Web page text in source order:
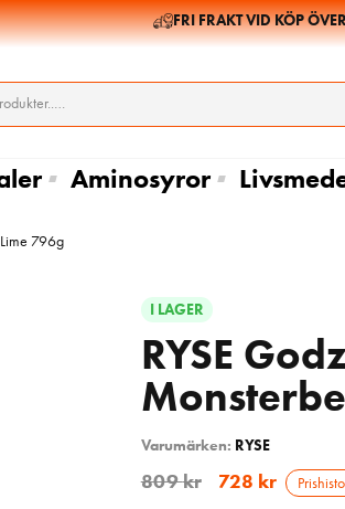
FRI FRAKT VID KÖP ÖVER
Aminosyror
796g
I LAGER
RYSE
Varumärken: RYSE
809kr 728 kr